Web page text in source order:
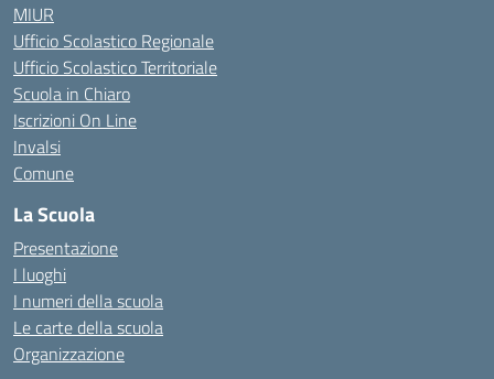
MIUR
Ufficio Scolastico Regionale
Ufficio Scolastico Territoriale
Scuola in Chiaro
Iscrizioni On Line
Invalsi
Comune
La Scuola
Presentazione
I luoghi
I numeri della scuola
Le carte della scuola
Organizzazione